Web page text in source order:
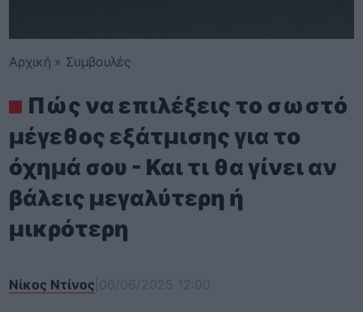
Αρχική » Συμβουλές
Πώς να επιλέξεις το σωστό
μέγεθος εξάτμισης για το
όχημά σου - Και τι θα γίνει αν
βάλεις μεγαλύτερη ή
μικρότερη
Νίκος Ντίνος